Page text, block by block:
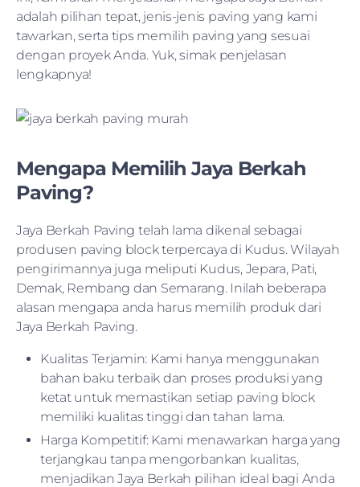
adalah pilihan tepat, jenis-jenis paving yang kami
tawarkan, serta tips memilih paving yang sesuai
dengan proyek Anda. Yuk, simak penjelasan
lengkapnya!
Mengapa Memilih Jaya Berkah
Paving?
Jaya Berkah Paving telah lama dikenal sebagai
produsen paving block terpercaya di Kudus. Wilayah
pengirimannya juga meliputi Kudus, Jepara, Pati,
Demak, Rembang dan Semarang. Inilah beberapa
alasan mengapa anda harus memilih produk dari
Jaya Berkah Paving.
Kualitas Terjamin: Kami hanya menggunakan
bahan baku terbaik dan proses produksi yang
ketat untuk memastikan setiap paving block
memiliki kualitas tinggi dan tahan lama.
Harga Kompetitif: Kami menawarkan harga yang
terjangkau tanpa mengorbankan kualitas,
menjadikan Jaya Berkah pilihan ideal bagi Anda